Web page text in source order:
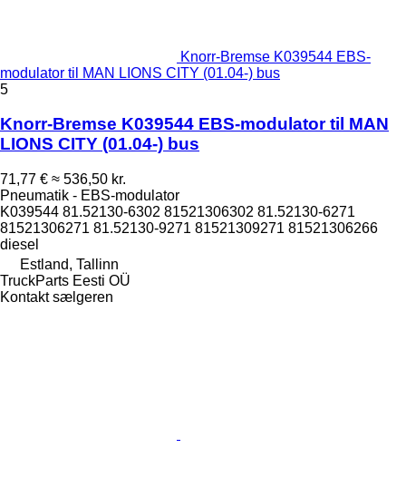
Knorr-Bremse K039544 EBS-
modulator til MAN LIONS CITY (01.04-) bus
5
Knorr-Bremse K039544 EBS-modulator til MAN
LIONS CITY (01.04-) bus
71,77 € ≈ 536,50 kr.
Pneumatik - EBS-modulator
K039544 81.52130-6302 81521306302 81.52130-6271
81521306271 81.52130-9271 81521309271 81521306266
diesel
Estland, Tallinn
TruckParts Eesti OÜ
Kontakt sælgeren